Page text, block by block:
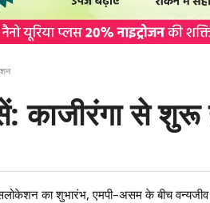
काजीरंगा से शुरू
का शुभारंभ, एमपी–असम के बीच वन्यजीव